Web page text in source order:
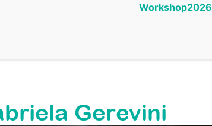
Workshop2026
Gerevini